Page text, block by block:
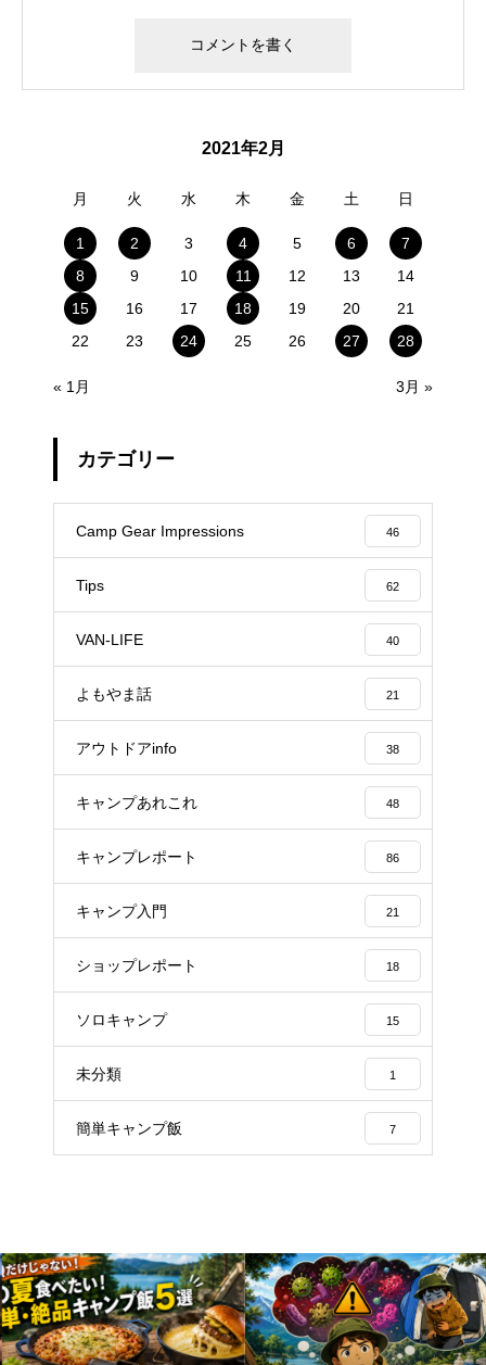
2021年2月
月 火 水 木 金 土 日
1 2 3 4 5 6
7
8
9 10 11 12 13
14
15
16 17 18 19 20
21
22
23 24 25 26 27 28
« 1月 3月 »
カテゴリー
Camp Gear Impressions 46
Tips 62
VAN-LIFE 40
よもやま話 21
アウトドアinfo 38
キャンプあれこれ 48
キャンプレポート 86
キャンプ入門 21
ショップレポート 18
ソロキャンプ 15
未分類 1
簡単キャンプ飯 7